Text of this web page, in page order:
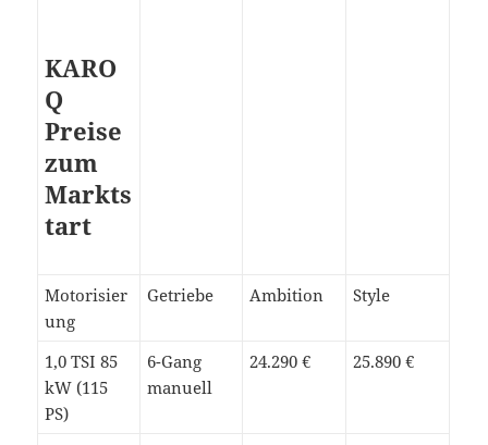
KARO
Q
Preise
zum
Markts
tart
Motorisier
ung
Getriebe Ambition Style
1,0 TSI 85
kW (115
PS)
6-Gang
manuell
24.290 € 25.890 €